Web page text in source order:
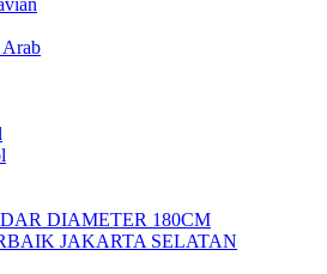
Arab
DIAMETER 180CM
JAKARTA SELATAN